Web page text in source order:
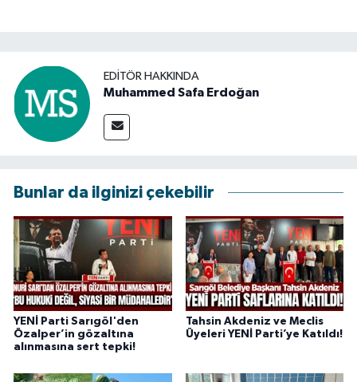
EDITÖR HAKKINDA
Muhammed Safa Erdoğan
Bunlar da ilginizi çekebilir
YENİ Parti Sarıgöl'den
Özalper’in gözaltına
alınmasına sert tepki!
Tahsin Akdeniz ve Meclis
Üyeleri YENİ Parti’ye Katıldı!